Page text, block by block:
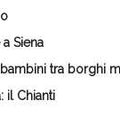
nuova
finestra)
Siena
tra borghi
il Chianti